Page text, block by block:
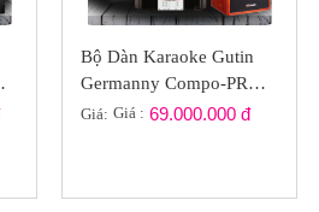
Bộ Dàn Karaoke Gutin
Germanny Compo-PRO
GP2023-02
Giá: Giá : 69.000.000 đ